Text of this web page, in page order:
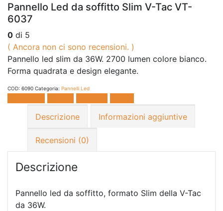
Pannello Led da soffitto Slim V-Tac VT-
6037
0 di 5
( Ancora non ci sono recensioni. )
Pannello led slim da 36W. 2700 lumen colore bianco.
Forma quadrata e design elegante.
COD: 6090 Categoria: Pannelli Led
Descrizione
Informazioni aggiuntive
Recensioni (0)
Descrizione
Pannello led da soffitto, formato Slim della V-Tac
da 36W.